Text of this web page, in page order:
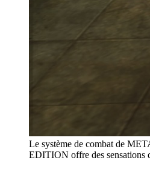
Le système de combat de
EDITION offre des sensations